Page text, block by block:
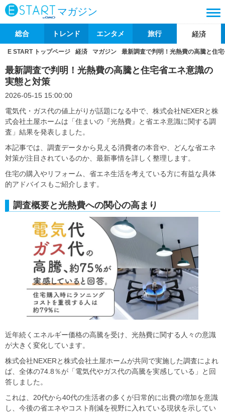
マガジン
総合 トレンド エンタメ 旅行 経済
E START トップページ 経済 マガジン 最新調査で判明！光熱費の高騰と住
最新調査で判明！光熱費の高騰と住宅省エネ意識の
実態と対策
2026-05-15 15:00:00
電気代・ガス代の値上がりが話題になる中で、株式会社NEXERと株
式会社土屋ホームは「住まいの『光熱費』と省エネ意識に関する調
査」結果を発表しました。
本記事では、調査データから見える消費者の本音や、どんな省エネ
対策が注目されているのか、最新事情を詳しく整理します。
住宅の購入やリフォーム、省エネ生活を考えている方に有益な具体
的アドバイスもご紹介します。
調査概要と光熱費への関心の高まり
近年続くエネルギー価格の高騰を受け、光熱費に関する人々の意識
が大きく変化しています。
株式会社NEXERと株式会社土屋ホームが共同で実施した調査によれ
ば、全体の74.8％が「電気代やガス代の高騰を実感している」と回
答しました。
これは、20代から40代の生活者の多くが日常的に出費の増加を意識
し、今後の省エネやコスト削減を視野に入れている現状を示してい